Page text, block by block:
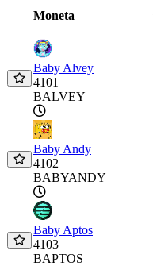
Moneta
Moneta
Baby Alvey
4101
BALVEY
Baby Andy
4102
BABYANDY
Baby Aptos
4103
BAPTOS